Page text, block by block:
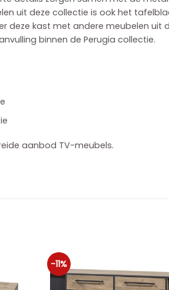
uit deze collectie is ook het
deze kast met andere meubelen uit
binnen de Perugia collectie.
aanbod TV-meubels.
-11%